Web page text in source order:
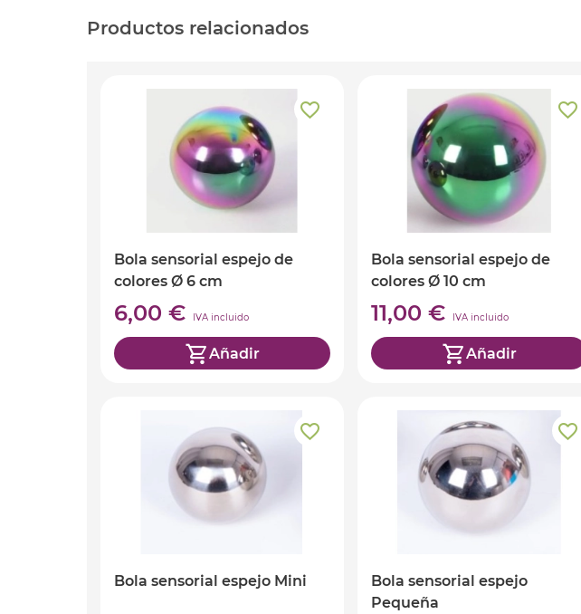
Productos relacionados
Bola sensorial espejo de
colores Ø 6 cm
6,00 € IVA incluido
Añadir
Bola sensorial espejo de
colores Ø 10 cm
11,00 € IVA incluido
Añadir
Bola sensorial espejo Mini
Bola sensorial espejo
Pequeña